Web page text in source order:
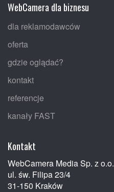
WebCamera dla biznesu
dla reklamodawców
oferta
gdzie oglądać?
kontakt
referencje
kanały FAST
Kontakt
WebCamera Media Sp. z o.o.
ul. św. Filipa 23/4
31-150 Kraków